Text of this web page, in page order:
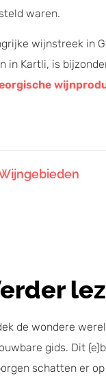
waren.
wijnstreek in
in Kartli, is
de wondere
gids. Dit
schatten er